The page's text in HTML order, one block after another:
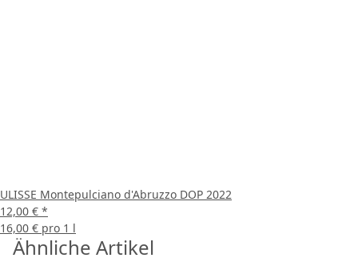
ULISSE Montepulciano d'Abruzzo DOP 2022
12,00 € *
16,00 € pro 1 l
Ähnliche Artikel